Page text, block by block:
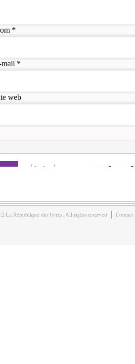
*
*
web
La République des livres. All rights reserved Contact